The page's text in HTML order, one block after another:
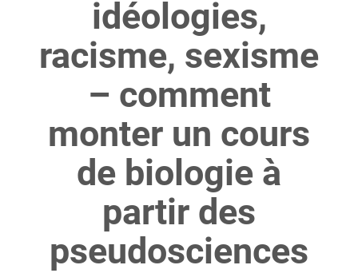
idéologies,
racisme, sexisme
– comment
monter un cours
de biologie à
partir des
pseudosciences